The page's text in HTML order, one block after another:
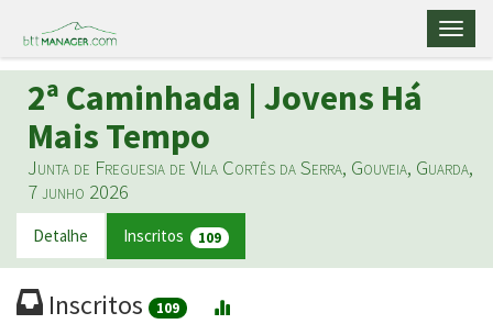
2ª Caminhada | Jovens Há
Mais Tempo
Junta de Freguesia de Vila Cortês da Serra, Gouveia, Guarda,
7 junho 2026
Detalhe Inscritos 109
Inscritos 109